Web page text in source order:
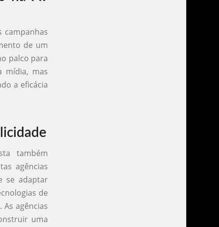
campanhas
de um
palco para
mídia, mas
a eficácia
também
agências
se adaptar
de
agências
uma